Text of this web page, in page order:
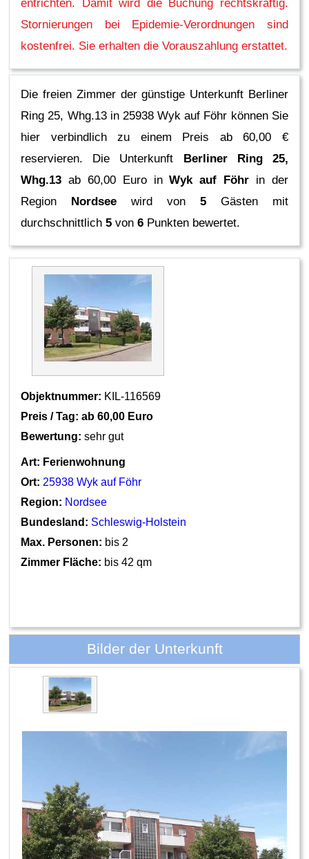
entrichten. Damit wird die Buchung rechtskräftig.
Stornierungen bei Epidemie-Verordnungen sind
kostenfrei. Sie erhalten die Vorauszahlung erstattet.
Die freien Zimmer der günstige Unterkunft Berliner
Ring 25, Whg.13 in 25938 Wyk auf Föhr können Sie
hier verbindlich zu einem Preis ab 60,00 €
reservieren. Die Unterkunft Berliner Ring 25,
Whg.13 ab 60,00 Euro inWyk auf Föhr in der
Region Nordsee wird von 5Gästen mit
durchschnittlich5 von6 Punkten bewertet.
Objektnummer: KIL-116569
Preis / Tag: ab 60,00 Euro
Bewertung: sehr gut
Art: Ferienwohnung
Ort: 25938 Wyk auf Föhr
Region: Nordsee
Bundesland: Schleswig-Holstein
Max. Personen: bis 2
Zimmer Fläche: bis 42 qm
Bilder der Unterkunft